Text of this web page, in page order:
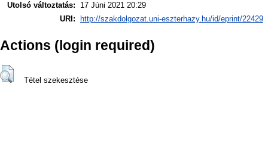
Utolsó változtatás:
17 Júni 2021 20:29
URI:
http://szakdolgozat.uni-eszterhazy.hu/id/eprint/22429
Actions (login required)
Tétel szekesztése